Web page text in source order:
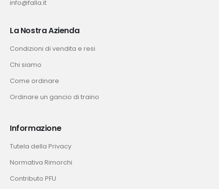
info@falla.it
La Nostra Azienda
Condizioni di vendita e resi
Chi siamo
Come ordinare
Ordinare un gancio di traino
Informazione
Tutela della Privacy
Normativa Rimorchi
Contributo PFU